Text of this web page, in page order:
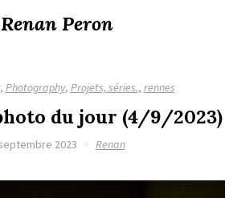
Renan Peron
, Photography, Projets, séries., rennes
du jour (4/9/2023)
2023 · Renan